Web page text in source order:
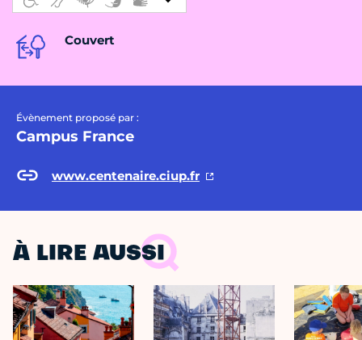
Couvert
Évènement proposé par :
Campus France
www.centenaire.ciup.fr
À LIRE AUSSI